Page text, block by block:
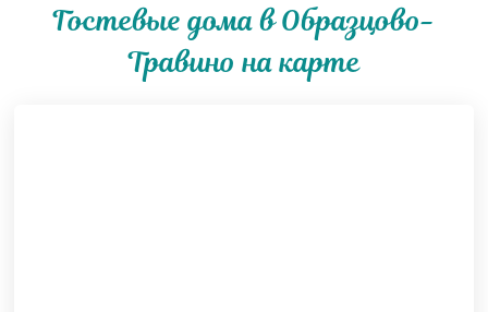
Гостевые дома в Образцово-
Травино на карте